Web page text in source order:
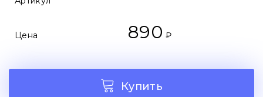
Цена 890 ₽
Купить